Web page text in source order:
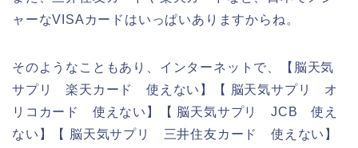
ャーなVISAカードはいっぱいありますからね。
そのようなこともあり、インターネットで、【脳天気
サプリ 楽天カード 使えない】【 脳天気サプリ オ
リコカード 使えない】【 脳天気サプリ JCB 使え
ない】【 脳天気サプリ 三井住友カード 使えない】